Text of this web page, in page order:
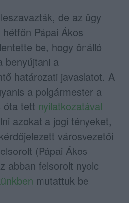
de az ügy
Pápai Ákos
be, hogy önálló
benyújtani a
határozati javaslatot. A
a polgármester a
óta tett nyilatkozatával
azokat a jogi tényeket,
városvezetői
(Pápai Ákos
abban felsorolt nyolc
mutattuk be